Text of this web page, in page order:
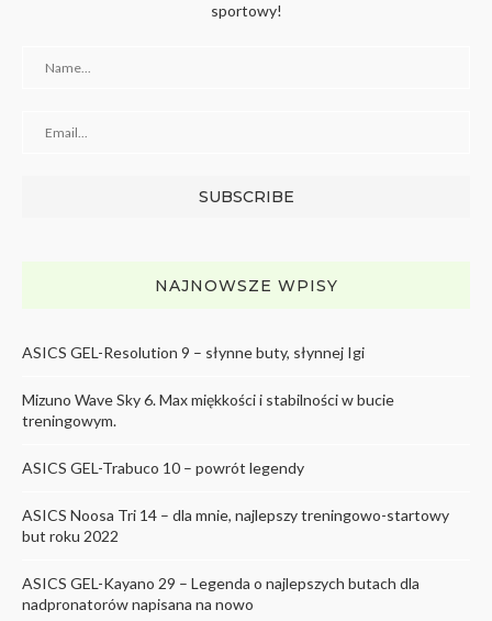
sportowy!
NAJNOWSZE WPISY
ASICS GEL-Resolution 9 – słynne buty, słynnej Igi
Mizuno Wave Sky 6. Max miękkości i stabilności w bucie
treningowym.
ASICS GEL-Trabuco 10 – powrót legendy
ASICS Noosa Tri 14 – dla mnie, najlepszy treningowo-startowy
but roku 2022
ASICS GEL-Kayano 29 – Legenda o najlepszych butach dla
nadpronatorów napisana na nowo